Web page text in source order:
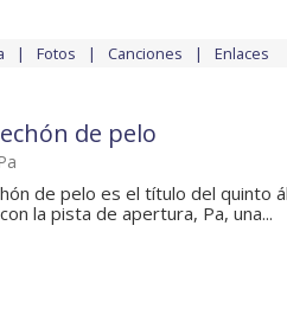
Fotos Canciones Enlaces
de pelo
de pelo es el título del quinto
la pista de apertura, Pa, una...